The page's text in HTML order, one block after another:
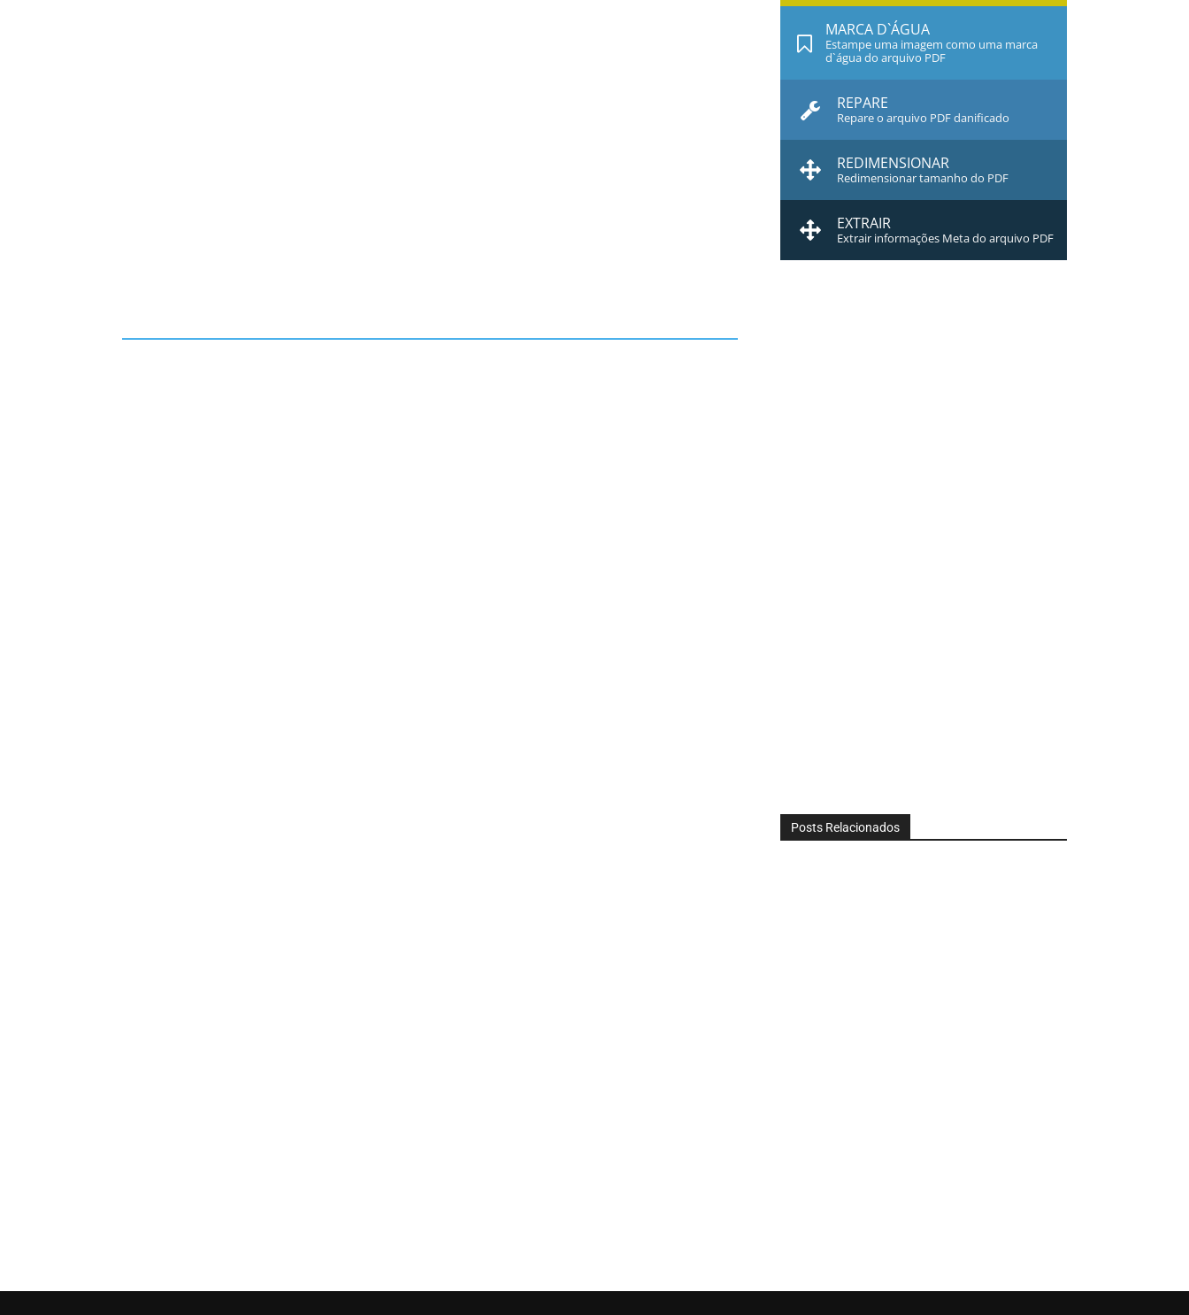
MARCA D`ÁGUA
Estampe uma imagem como uma marca
d`água do arquivo PDF
REPARE
Repare o arquivo PDF danificado
REDIMENSIONAR
Redimensionar tamanho do PDF
EXTRAIR
Extrair informações Meta do arquivo PDF
Posts Relacionados